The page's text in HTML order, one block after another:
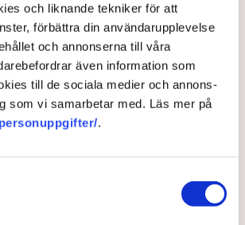
och liknande tekniker för att
förbättra din användarupplevelse
och annonserna till våra
även information som
till de sociala medier och annons-
som vi samarbetar med. Läs mer på
.
i realiteten mindre överföring än vi
elområde 3 och 4 och det berodde på
elproduktion, främst kärnkraft, i
han.
att skicka el
man beskriva det enligt följande. För att
generatorer i vindkraft inte klarar av